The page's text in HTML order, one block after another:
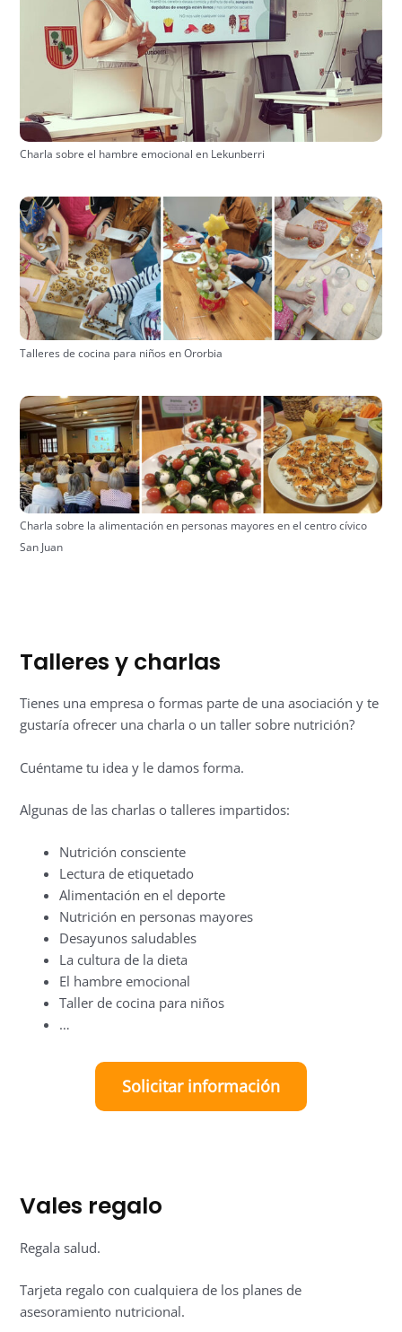
Charla sobre el hambre emocional en Lekunberri
Talleres de cocina para niños en Ororbia
Charla sobre la alimentación en personas mayores en el centro cívico
San Juan
Talleres y charlas
Tienes una empresa o formas parte de una asociación y te
gustaría ofrecer una charla o un taller sobre nutrición?
Cuéntame tu idea y le damos forma.
Algunas de las charlas o talleres impartidos:
Nutrición consciente
Lectura de etiquetado
Alimentación en el deporte
Nutrición en personas mayores
Desayunos saludables
La cultura de la dieta
El hambre emocional
Taller de cocina para niños
…
Solicitar información
Vales regalo
Regala salud.
Tarjeta regalo con cualquiera de los planes de
asesoramiento nutricional.